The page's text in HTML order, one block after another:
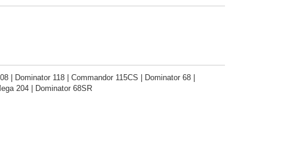
| Dominator 118 | Commandor 115CS | Dominator 68 |
204 | Dominator 68SR